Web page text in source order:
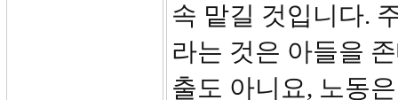
속 맡길 것입니다.
라는 것은 아들을
출도 아니요, 노동